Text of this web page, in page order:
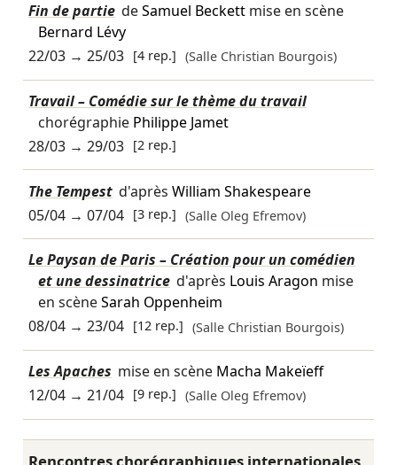
Fin de partie deSamuel Beckettmise en scène
Bernard Lévy
22/03→ 25/03 [4 rep.] (Salle Christian Bourgois)
Travail – Comédie sur le thème du travail
chorégraphie Philippe Jamet
28/03→ 29/03 [2 rep.]
The Tempest d'après William Shakespeare
05/04→ 07/04 [3 rep.] (Salle Oleg Efremov)
Le Paysan de Paris – Création pour un comédien
et une dessinatrice d'après Louis Aragon mise
en scèneSarah Oppenheim
08/04→ 23/04 [12 rep.] (Salle Christian Bourgois)
Les Apaches mise en scène Macha Makeïeff
12/04→ 21/04 [9 rep.] (Salle Oleg Efremov)